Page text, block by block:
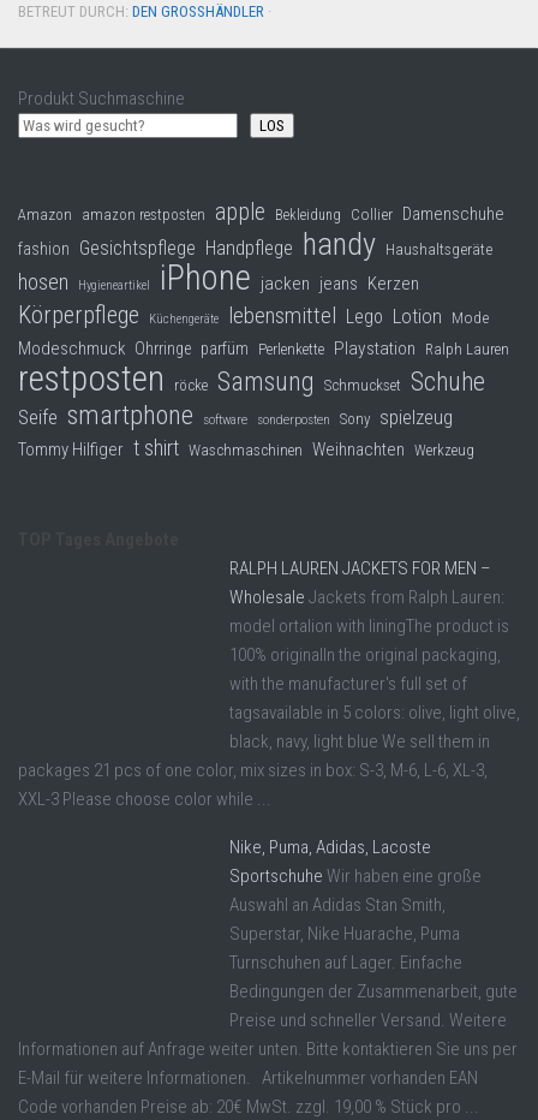
BETREUT DURCH: DEN GROSSHÄNDLER ·
Produkt Suchmaschine
LOS
Amazon amazon restposten apple Bekleidung Collier Damenschuhe
fashion Gesichtspflege Handpflege handy Haushaltsgeräte
hosen Hygieneartikel iPhone jacken jeans Kerzen
Körperpflege Küchengeräte lebensmittel Lego Lotion Mode
Modeschmuck Ohrringe parfüm Perlenkette Playstation Ralph Lauren
restposten röcke Samsung Schmuckset Schuhe
Seife smartphone software sonderposten Sony spielzeug
Tommy Hilfiger t shirt Waschmaschinen Weihnachten Werkzeug
RALPH LAUREN JACKETS FOR MEN –
Wholesale Jackets from Ralph Lauren:
model ortalion with liningThe product is
100% originalIn the original packaging,
with the manufacturer's full set of
tagsavailable in 5 colors: olive, light olive,
black, navy, light blue We sell them in
packages 21 pcs of one color, mix sizes in box: S-3, M-6, L-6, XL-3,
XXL-3 Please choose color while ...
Nike, Puma, Adidas, Lacoste
Sportschuhe Wir haben eine große
Auswahl an Adidas Stan Smith,
Superstar, Nike Huarache, Puma
Turnschuhen auf Lager. Einfache
Bedingungen der Zusammenarbeit, gute
Preise und schneller Versand. Weitere
Informationen auf Anfrage weiter unten. Bitte kontaktieren Sie uns per
E-Mail für weitere Informationen. Artikelnummer vorhanden EAN
Code vorhanden Preise ab: 20€ MwSt. zzgl. 19,00 % Stück pro ...